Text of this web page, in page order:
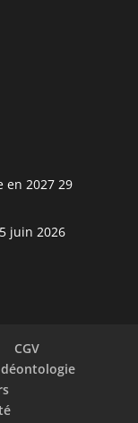
en 2027 29
5 juin 2026
CGV
déontologie